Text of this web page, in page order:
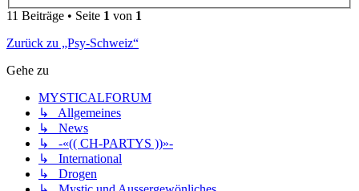
11 Beiträge • Seite 1 von 1
Zurück zu „Psy-Schweiz“
Gehe zu
MYSTICALFORUM
↳ Allgemeines
↳ News
↳ -«(( CH-PARTYS ))»-
↳ International
↳ Drogen